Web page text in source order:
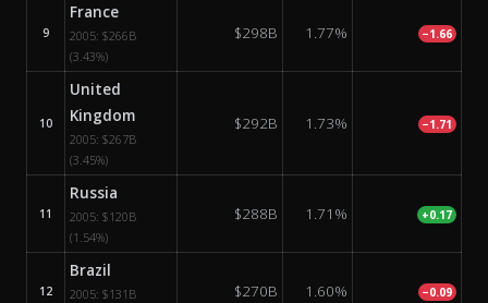
9
France
2005: $266B
(3.43%)
$298B 1.77% −1.66
10
United
Kingdom
2005: $267B
(3.45%)
$292B 1.73% −1.71
11
Russia
2005: $120B
(1.54%)
$288B 1.71% +0.17
12
Brazil
2005: $131B
$270B 1.60% −0.09